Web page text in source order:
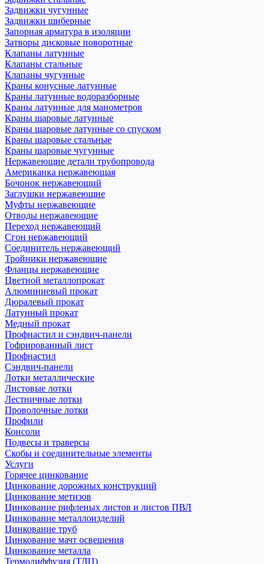
Задвижки чугунные
Задвижки шиберные
Запорная арматура в изоляции
Затворы дисковые поворотные
Клапаны латунные
Клапаны стальные
Клапаны чугунные
Краны конусные латунные
Краны латунные водоразборные
Краны латунные для манометров
Краны шаровые латунные
Краны шаровые латунные со спуском
Краны шаровые стальные
Краны шаровые чугунные
Нержавеющие детали трубопровода
Американка нержавеющая
Бочонок нержавеющий
Заглушки нержавеющие
Муфты нержавеющие
Отводы нержавеющие
Переход нержавеющий
Сгон нержавеющий
Соединитель нержавеющий
Тройники нержавеющие
Фланцы нержавеющие
Цветной металлопрокат
Алюминиевый прокат
Дюралевый прокат
Латунный прокат
Медный прокат
Профнастил и сэндвич-панели
Гофрированный лист
Профнастил
Сэндвич-панели
Лотки металлические
Листовые лотки
Лестничные лотки
Проволочные лотки
Профили
Консоли
Подвесы и траверсы
Скобы и соединительные элементы
Услуги
Горячее цинкование
Цинкование дорожных конструкций
Цинкование метизов
Цинкование рифленых листов и листов ПВЛ
Цинкование металлоизделий
Цинкование труб
Цинкование мачт освещения
Цинкование металла
Термодиффузия (ТДЦ)